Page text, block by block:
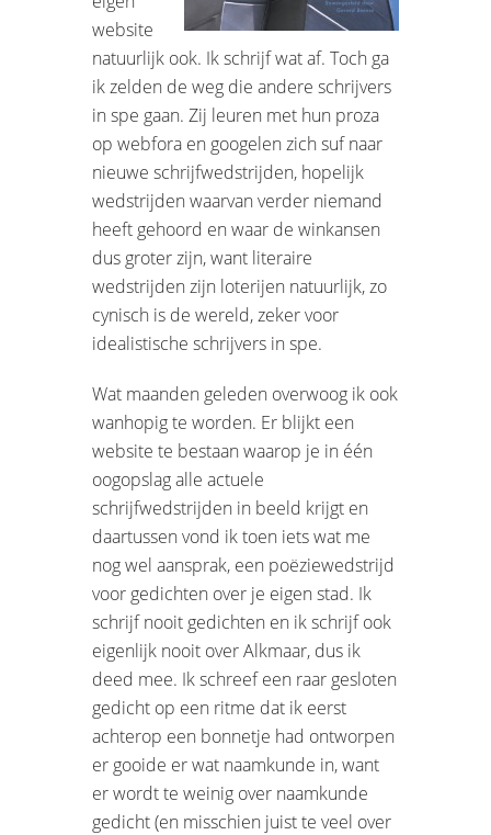
website
natuurlijk ook. Ik schrijf wat af. Toch ga
ik zelden de weg die andere schrijvers
in spe gaan. Zij leuren met hun proza
op webfora en googelen zich suf naar
nieuwe schrijfwedstrijden, hopelijk
wedstrijden waarvan verder niemand
heeft gehoord en waar de winkansen
dus groter zijn, want literaire
wedstrijden zijn loterijen natuurlijk, zo
cynisch is de wereld, zeker voor
idealistische schrijvers in spe.
Wat maanden geleden overwoog ik ook
wanhopig te worden. Er blijkt een
website te bestaan waarop je in één
oogopslag alle actuele
schrijfwedstrijden in beeld krijgt en
daartussen vond ik toen iets wat me
nog wel aansprak, een poëziewedstrijd
voor gedichten over je eigen stad. Ik
schrijf nooit gedichten en ik schrijf ook
eigenlijk nooit over Alkmaar, dus ik
deed mee. Ik schreef een raar gesloten
gedicht op een ritme dat ik eerst
achterop een bonnetje had ontworpen
er gooide er wat naamkunde in, want
er wordt te weinig over naamkunde
gedicht (en misschien juist te veel over